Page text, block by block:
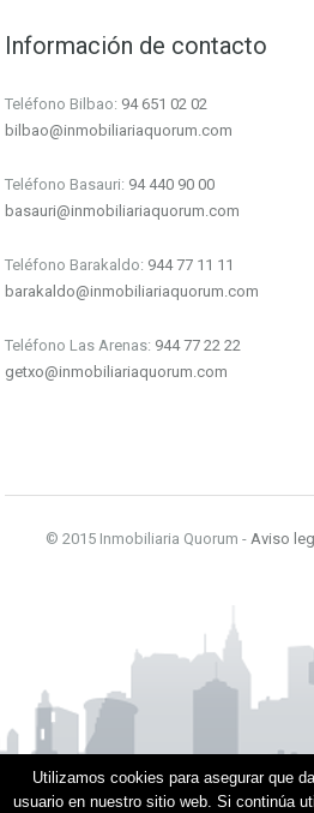
Información de contacto
Teléfono Bilbao: 94 651 02 02
bilbao@inmobiliariaquorum.com
Teléfono Basauri: 94 440 90 00
basauri@inmobiliariaquorum.com
Teléfono Barakaldo: 944 77 11 11
barakaldo@inmobiliariaquorum.com
Teléfono Las Arenas: 944 77 22 22
getxo@inmobiliariaquorum.com
© 2015 Inmobiliaria Quorum - Aviso
Utilizamos cookies para asegurar que
usuario en nuestro sitio web. Si continúa